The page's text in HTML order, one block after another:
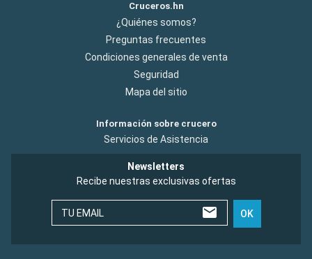
Cruceros.hn
¿Quiénes somos?
Preguntas frecuentes
Condiciones generales de venta
Seguridad
Mapa del sitio
Información sobre crucero
Servicios de Asistencia
Newsletters
Recibe nuestras exclusivas ofertas
TU EMAIL OK